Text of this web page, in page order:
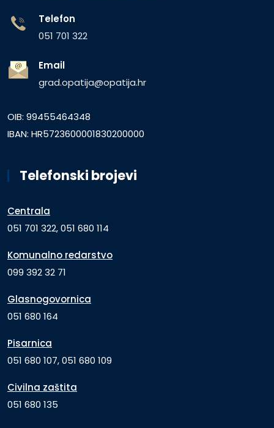
Telefon
051 701 322
Email
grad.opatija@opatija.hr
OIB: 99455464348
IBAN: HR5723600001830200000
Telefonski brojevi
Centrala
051 701 322, 051 680 114
Komunalno redarstvo
099 392 32 71
Glasnogovornica
051 680 164
Pisarnica
051 680 107, 051 680 109
Civilna zaštita
051 680 135